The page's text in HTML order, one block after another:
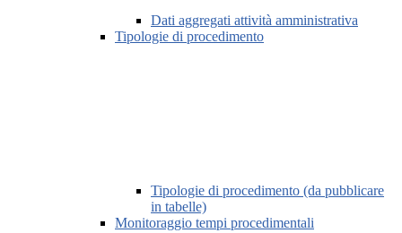
Dati aggregati attività amministrativa
Tipologie di procedimento
Tipologie di procedimento (da pubblicare
in tabelle)
Monitoraggio tempi procedimentali